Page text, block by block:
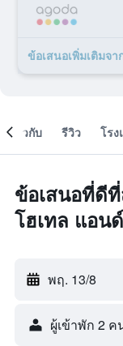
เกี่ยวกับ รีวิว โร
ข้อเสนอที่ดี
โฮเทล แอน
พฤ. 13/8
ผู้เข้าพัก 2 ค